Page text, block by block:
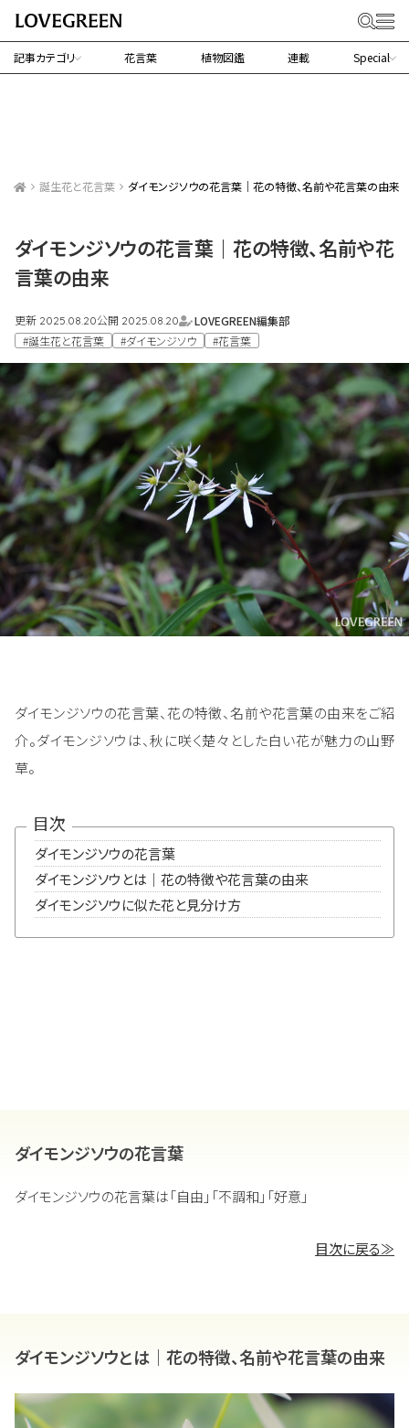
記事カテゴリ 花言葉 植物図鑑 連載 Special
誕生花と花言葉 ダイモンジソウの花言葉｜花の特徴、名前や花言葉の由来
ダイモンジソウの花言葉｜花の特徴、名前や花
言葉の由来
更新 2025.08.20公開 2025.08.20
LOVEGREEN編集部
#誕生花と花言葉
#ダイモンジソウ #花言葉
ダイモンジソウの花言葉、花の特徴、名前や花言葉の由来をご紹
介。ダイモンジソウは、秋に咲く楚々とした白い花が魅力の山野
草。
目次
ダイモンジソウの花言葉
ダイモンジソウとは｜花の特徴や花言葉の由来
ダイモンジソウに似た花と見分け方
ダイモンジソウの花言葉
ダイモンジソウの花言葉は「自由」「不調和」「好意」
目次に戻る≫
ダイモンジソウとは｜花の特徴、名前や花言葉の由来